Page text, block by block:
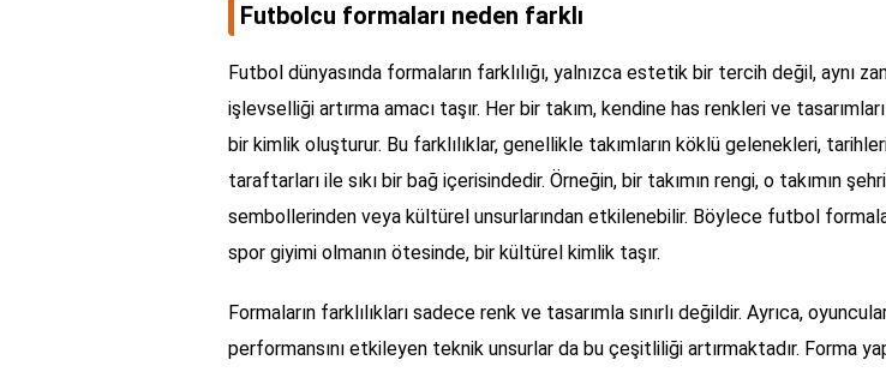
Futbolcu formaları neden farklı
Futbol dünyasında formaların farklılığı, yalnızca estetik bir tercih değil, aynı
işlevselliği artırma amacı taşır. Her bir takım, kendine has renkleri ve
bir kimlik oluşturur. Bu farklılıklar, genellikle takımların köklü gelenekleri,
taraftarları ile sıkı bir bağ içerisindedir. Örneğin, bir takımın rengi, o takımın
sembollerinden veya kültürel unsurlarından etkilenebilir. Böylece futbol
spor giyimi olmanın ötesinde, bir kültürel kimlik taşır.
Formaların farklılıkları sadece renk ve tasarımla sınırlı değildir. Ayrıca,
performansını etkileyen teknik unsurlar da bu çeşitliliği artırmaktadır. Forma